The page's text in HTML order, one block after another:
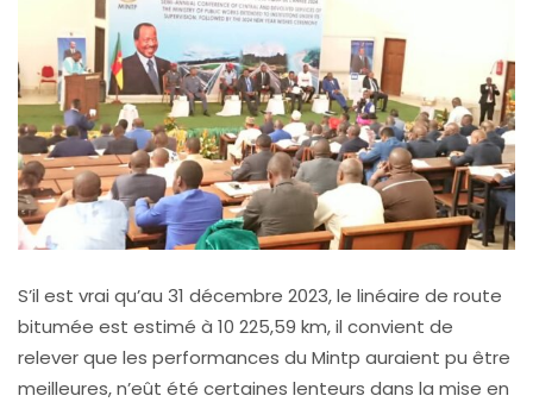
S’il est vrai qu’au 31 décembre 2023, le linéaire de route
bitumée est estimé à 10 225,59 km, il convient de
relever que les performances du Mintp auraient pu être
meilleures, n’eût été certaines lenteurs dans la mise en